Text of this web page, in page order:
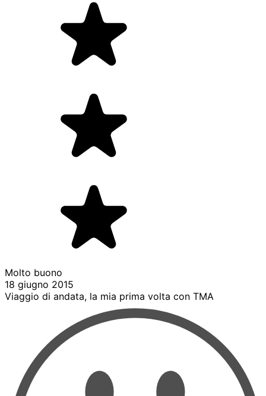
Molto buono
18 giugno 2015
Viaggio di andata, la mia prima volta con TMA